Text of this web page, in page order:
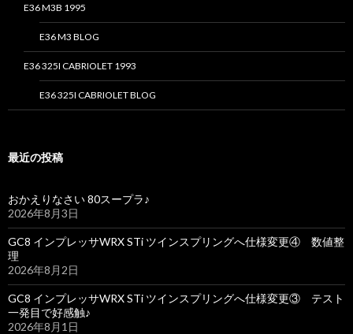
E36 M3B 1995
E36 M3 BLOG
E36 325I CABRIOLET 1993
E36 325I CABRIOLET BLOG
最近の投稿
おかえりなさい 80スープラ♪
2026年8月3日
GC8 インプレッサWRX STi ツインスプリングへ仕様変更④ 数値整
理
2026年8月2日
GC8 インプレッサWRX STi ツインスプリングへ仕様変更③ テスト
一発目で好感触♪
2026年8月1日